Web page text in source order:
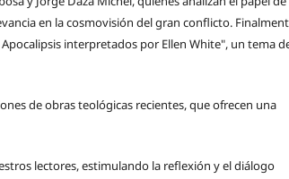
en la cosmovisión del gran conflicto.
interpretados por Ellen White", un tema
de obras teológicas recientes, que ofrecen una
lectores, estimulando la reflexión y el diálogo